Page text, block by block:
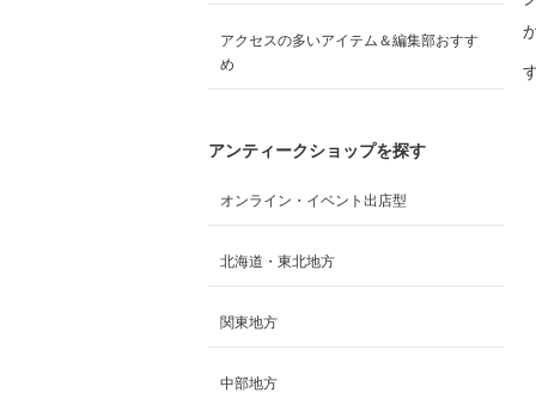
アクセスの多いアイテム＆編集部おすす
め
アンティークショップを探す
オンライン・イベント出店型
北海道・東北地方
関東地方
中部地方